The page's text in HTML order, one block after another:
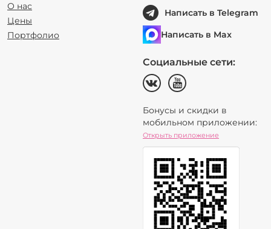
О нас
Цены
Портфолио
Написать в Telegram
Написать в Max
Социальные сети:
Бонусы и скидки в
мобильном приложении:
Открыть приложение